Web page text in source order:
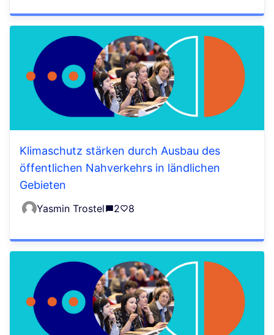
Klimaschutz stärken durch Ausbau des
öffentlichen Nahverkehrs in ländlichen
Gebieten
Yasmin Trostel 2 8